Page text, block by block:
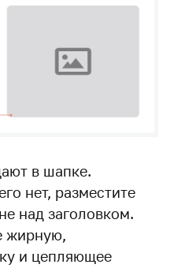
в шапке.
нет, разместите
над заголовком.
жирную,
и цепляющее